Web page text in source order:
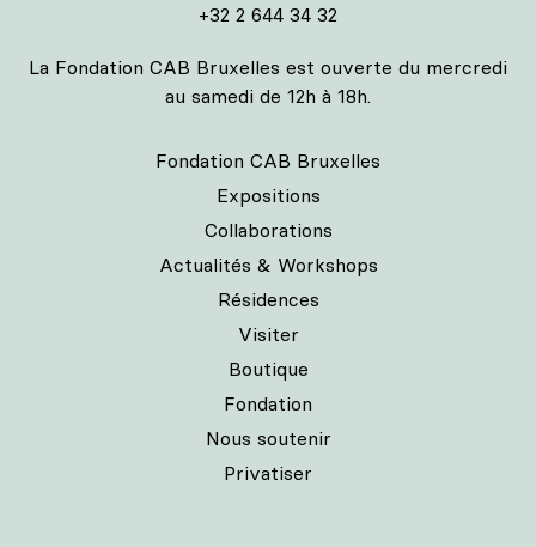
+32 2 644 34 32
La Fondation CAB Bruxelles est ouverte du mercredi
au samedi de 12h à 18h.
Fondation CAB Bruxelles
Expositions
Collaborations
Actualités & Workshops
Résidences
Visiter
Boutique
Fondation
Nous soutenir
Privatiser